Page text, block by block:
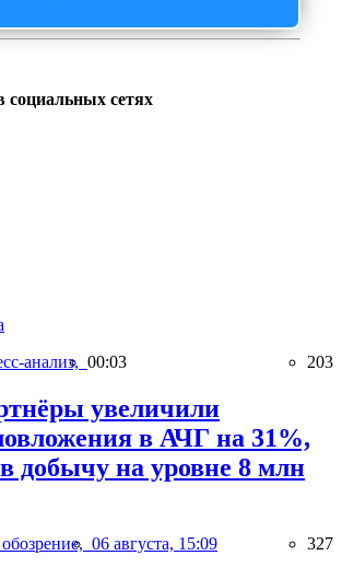
социальных сетях
анализ, 00:03 203
увеличили
в АЧГ на 31%,
добычу на уровне 8 млн
06 августа, 15:09 327